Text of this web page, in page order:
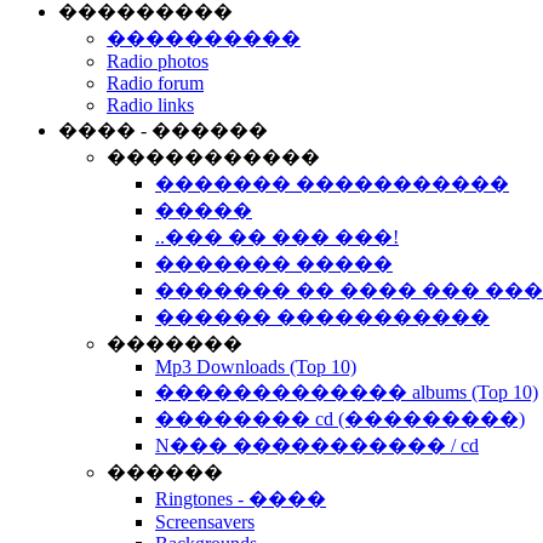
���������
����������
Radio photos
Radio forum
Radio links
���� - ������
�����������
������� �����������
�����
..��� �� ��� ���!
������� �����
������� �� ���� ���
������ �����������
�������
Mp3 Downloads (Top 10)
������������� albums (Top 10)
�������� cd (���������)
N��� ����������� / cd
������
Ringtones - ����
Screensavers